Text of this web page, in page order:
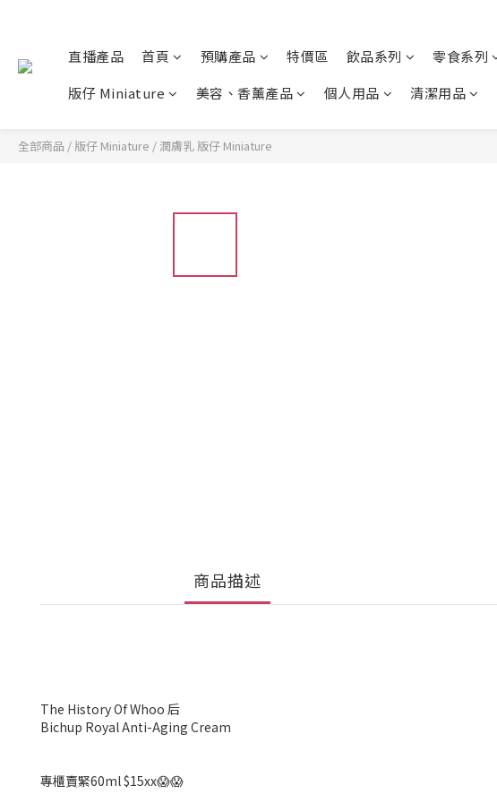
直播產品 首頁 預購產品 特價區 飲品系列 零食系列
版仔 Miniature
美容、香薰產品 個人用品 清潔用品
全部商品 / 版仔 Miniature / 潤膚乳 版仔 Miniature
商品描述
The History Of Whoo 后
Bichup Royal Anti-Aging Cream
專櫃賣緊60ml $15xx😱😱